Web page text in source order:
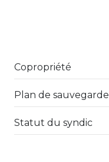
Copropriété
Plan de sauvegarde
Statut du syndic